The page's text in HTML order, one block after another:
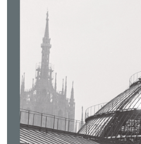
Pubblicazioni
Storie di
Calendario civile
Elezioni dal mondo
Podcast
OLTRE LA SCUOLA